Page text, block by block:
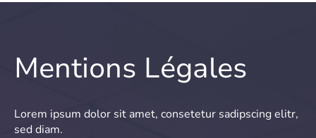
Mentions Légales
Lorem ipsum dolor sit amet, consetetur sadipscing elitr,
sed diam.